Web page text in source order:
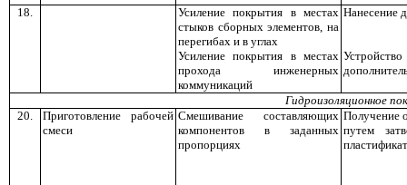
18.
Усиление покрытия в местах
стыков сборных элементов, на
перегибах и в углах
Нанесение
Усиление покрытия в местах
прохода инженерных
коммуникаций
Гидроизоляционное
20.
Приготовление рабочей
смеси
Смешивание составляющих
компонентов в заданных
пропорциях
Получение
путем